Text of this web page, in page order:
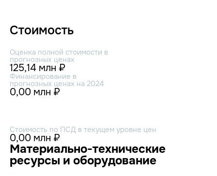
Стоимость
Оценка полной стоимости в
прогнозных ценах
125,14 млн ₽
Финансирование в
прогнозных ценах на 2024
0,00 млн ₽
Стоимость по ПСД в текущем уровне цен
0,00 млн ₽
Материально-технические
ресурсы и оборудование